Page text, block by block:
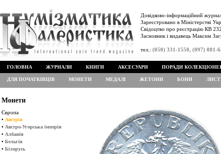
Довідково-інформаційний
Зареєстровано в Міністерстві
Свідоцтво про реєстрацію КВ
Засновник і видавець Максим
тел.: (050) 331-1550, (097) 081-
ГОЛОВНА ЖУРНАЛИ КНИГИ АКСЕСУАРИ ПОРАДИ
ДЛЯ ПОЧАТКІВЦІВ МОНЕТИ МЕДАЛІ ЖЕТОНИ БОНИ
Монети
Європа
• Австрія
• Австро-Угорська імперія
• Албанія
• Бельгія
• Білорусь